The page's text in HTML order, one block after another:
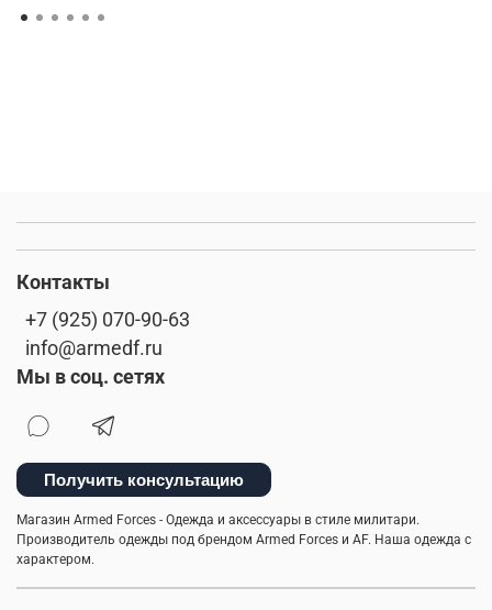
Контакты
+7 (925) 070-90-63
info@armedf.ru
Мы в соц. сетях
Получить консультацию
Магазин Armed Forces - Одежда и аксессуары в стиле милитари.
Производитель одежды под брендом Armed Forces и AF. Наша одежда с
характером.